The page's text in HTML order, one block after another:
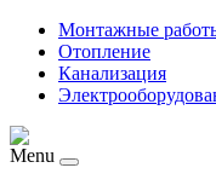
Монтажные
Отопление
Канализация
Menu